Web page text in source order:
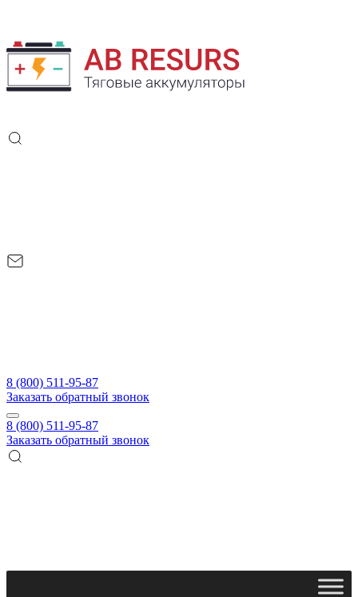
8 (800) 511-95-87
Заказать обратный звонок
8 (800) 511-95-87
Заказать обратный звонок